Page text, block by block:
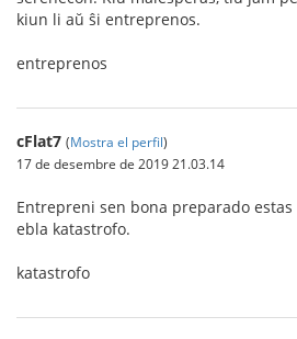
kiun li aŭ ŝi entreprenos.
entreprenos
cFlat7 (Mostra el perfil)
17 de desembre de 2019 21.03.14
Entrepreni sen bona preparado
ebla katastrofo.
katastrofo